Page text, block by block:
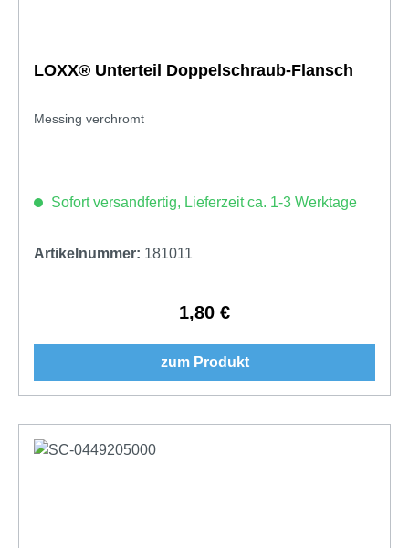
LOXX® Unterteil Doppelschraub-Flansch
Messing verchromt
Sofort versandfertig, Lieferzeit ca. 1-3 Werktage
Artikelnummer: 181011
Regulärer Preis:
1,80 €
zum Produkt